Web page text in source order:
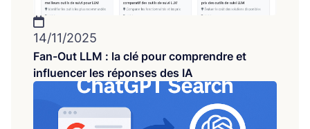
14/11/2025
Fan-Out LLM : la clé pour comprendre et
influencer les réponses des IA